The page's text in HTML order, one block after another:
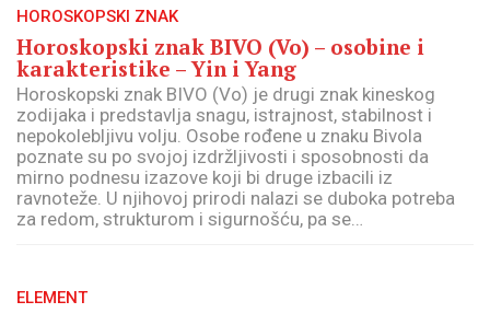
HOROSKOPSKI ZNAK
Horoskopski znak BIVO (Vo) – osobine i
karakteristike – Yin i Yang
Horoskopski znak BIVO (Vo) je drugi znak kineskog
zodijaka i predstavlja snagu, istrajnost, stabilnost i
nepokolebljivu volju. Osobe rođene u znaku Bivola
poznate su po svojoj izdržljivosti i sposobnosti da
mirno podnesu izazove koji bi druge izbacili iz
ravnoteže. U njihovoj prirodi nalazi se duboka potreba
za redom, strukturom i sigurnošću, pa se…
ELEMENT